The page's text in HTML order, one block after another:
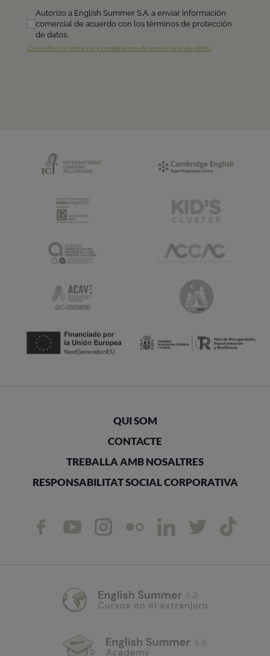
QUI SOM
CONTACTE
TREBALLA AMB NOSALTRES
RESPONSABILITAT SOCIAL CORPORATIVA